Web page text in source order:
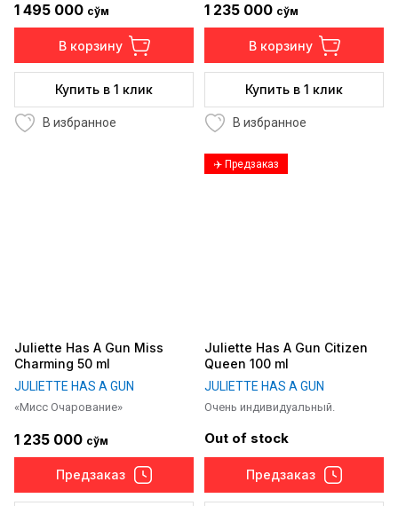
1 495 000 сўм
В корзину
Купить в 1 клик
В избранное
1 235 000 сўм
В корзину
Купить в 1 клик
В избранное
Juliette Has A Gun Miss
Charming 50 ml
JULIETTE HAS A GUN
«Мисс Очарование»
1 235 000 сўм
Предзаказ
✈️ Предзаказ
Juliette Has A Gun Citizen
Queen 100 ml
JULIETTE HAS A GUN
Очень индивидуальный.
Out of stock
Предзаказ